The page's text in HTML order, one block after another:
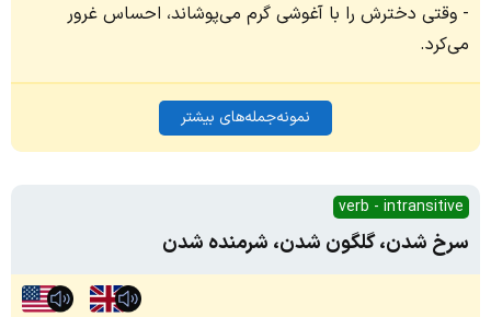
وقتی دخترش را با آغوشی گرم می‌پوشاند، احساس غرور
می‌کرد.
نمونه‌جمله‌های بیشتر
verb - intransitive
سرخ شدن، گلگون شدن، شرمنده شدن